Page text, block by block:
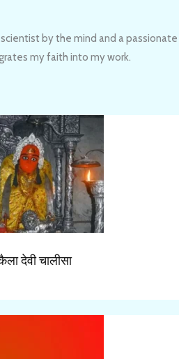
scientist by the mind and a passionate
my faith into my work.
देवी चालीसा